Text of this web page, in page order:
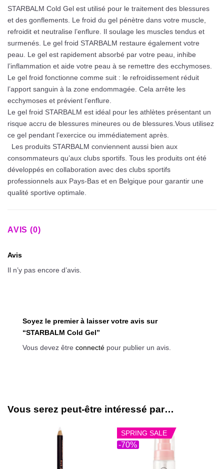
STARBALM Cold Gel est utilisé pour le traitement des blessures
et des gonflements. Le froid du gel pénètre dans votre muscle,
refroidit et neutralise l’enflure. Il soulage les muscles tendus et
surmenés. Le gel froid STARBALM restaure également votre
peau. Le gel est rapidement absorbé par votre peau, inhibe
l’inflammation et aide votre peau à se remettre des ecchymoses.
Le gel froid fonctionne comme suit : le refroidissement réduit
l’apport sanguin à la zone endommagée. Cela arrête les
ecchymoses et prévient l’enflure.
Le gel froid STARBALM est idéal pour les athlètes présentant un
risque accru de blessures mineures ou de blessures.Vous utilisez
ce gel pendant l’exercice ou immédiatement après.
Les produits STARBALM conviennent aussi bien aux
consommateurs qu’aux clubs sportifs. Tous les produits ont été
développés en collaboration avec des clubs sportifs
professionnels aux Pays-Bas et en Belgique pour garantir une
qualité sportive optimale.
AVIS (0)
Avis
Il n’y pas encore d’avis.
Soyez le premier à laisser votre avis sur
“STARBALM Cold Gel”
Vous devez être connecté pour publier un avis.
Vous serez peut-être intéressé par…
-70%
SPRING SALE